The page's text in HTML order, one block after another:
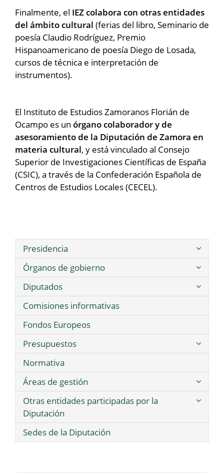
Finalmente, el IEZ colabora con otras entidades
del ámbito cultural (ferias del libro, Seminario de
poesía Claudio Rodríguez, Premio
Hispanoamericano de poesía Diego de Losada,
cursos de técnica e interpretación de
instrumentos).
El Instituto de Estudios Zamoranos Florián de
Ocampo es un órgano colaborador y de
asesoramiento de la Diputación de Zamora en
materia cultural, y está vinculado al Consejo
Superior de Investigaciones Científicas de España
(CSIC), a través de la Confederación Española de
Centros de Estudios Locales (CECEL).
Presidencia
Órganos de gobierno
Diputados
Comisiones informativas
Fondos Europeos
Presupuestos
Normativa
Áreas de gestión
Otras entidades participadas por la
Diputación
Sedes de la Diputación